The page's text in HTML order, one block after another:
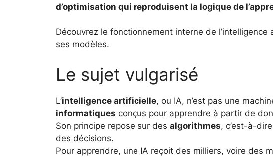
d’optimisation qui reproduisent la logique de
Découvrez le fonctionnement interne de
ses modèles.
Le sujet vulgarisé
L’intelligence artificielle, ou IA, n’est pas une
informatiques conçus pour apprendre à partir de
Son principe repose sur des algorithmes, c’est-à-
des décisions.
Pour apprendre, une IA reçoit des milliers, voire des